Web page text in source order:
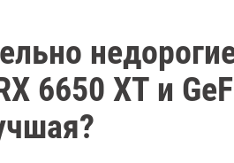
6650 XT и